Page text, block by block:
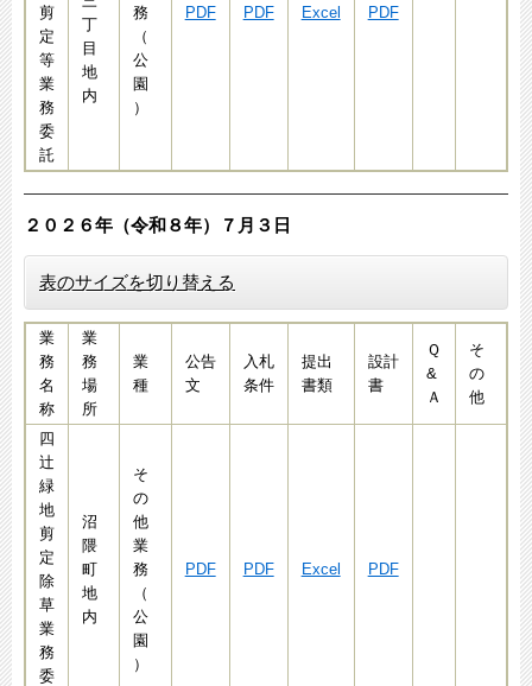
剪
定
等
業
務
委
託
丁
目
地
内
務
（
公
園
）
PDF PDF Excel PDF
２０２６年（令和８年）７月３ 日​​​​​​
表のサイズを切り替える
業
務
名
称
業
務
場
所
業
種
公告
文
入札
条件
提出
書類
設計
書
Ｑ
&
Ａ
そ
の
他
四
辻
緑
地
剪
定
除
草
業
務
委
沼
隈
町
地
内
そ
の
他
業
務
（
公
園
）
PDF PDF Excel PDF